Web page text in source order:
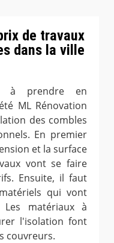
de travaux
dans la ville
à prendre en
ML Rénovation
des combles
En premier
et la surface
vont se faire
Ensuite, il faut
qui vont
matériaux à
l'isolation font
couvreurs.